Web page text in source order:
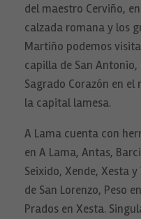
del maestro Cerviño,
calzada romana y los
Martiño podemos
capilla de San
Sagrado Corazón en
la capital lamesa.
A Lama cuenta con
en A Lama, Antas,
Seixido, Xende, Xesta
de San Lorenzo, Peso
Prados en Xesta.